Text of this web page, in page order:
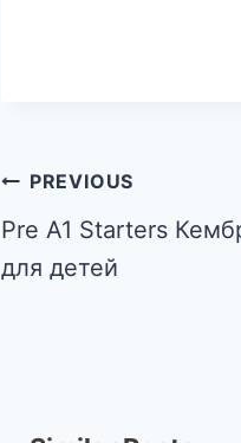
PREVIOUS
Pre A1 Starters
для детей